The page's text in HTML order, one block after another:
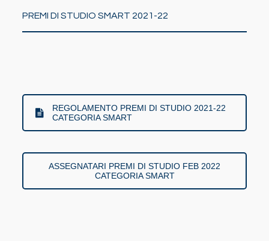
PREMI DI STUDIO SMART 2021-22
REGOLAMENTO PREMI DI STUDIO 2021-22
CATEGORIA SMART
ASSEGNATARI PREMI DI STUDIO FEB 2022
CATEGORIA SMART